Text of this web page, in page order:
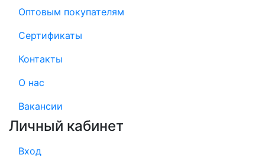
Оптовым покупателям
Сертификаты
Контакты
О нас
Вакансии
Личный кабинет
Вход